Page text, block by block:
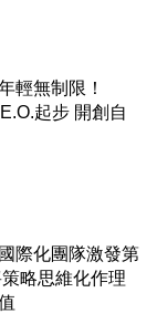
輕無制限！
步 開創自
際化團隊激發第
略思維化作理